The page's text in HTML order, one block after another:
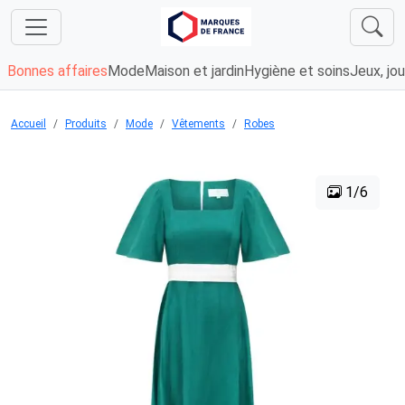
Bonnes affaires Mode Maison et jardin Hygiène et soinsJeux,
Accueil Produits Mode Vêtements Robes
1/6